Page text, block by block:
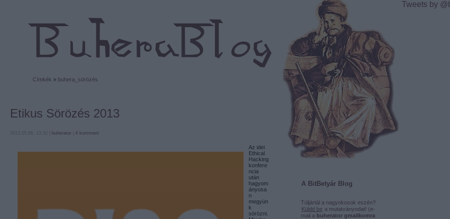
Tweets by
A BitBetyár Blog
Túljártál a nagyokosok eszén?
Küldd be a mutatványodat! (e-
mail a buherator gmailkomra
Címkék » buhera_sörözés
Etikus Sörözés 2013
buherator 4 komment
Az idei
Ethical
Hacking
konfere
ncia
után
hagyom
ányosa
n
megyün
k
sörözni.